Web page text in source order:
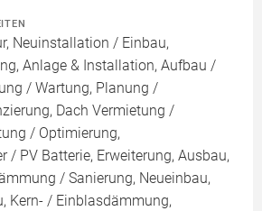
Neuinstallation / Einbau,
Anlage & Installation, Aufbau /
/ Wartung, Planung /
Dach Vermietung /
/ Optimierung,
/ PV Batterie, Erweiterung, Ausbau,
/ Sanierung, Neueinbau,
Kern- / Einblasdämmung,